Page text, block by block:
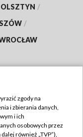
OLSZTYN /
/
zgody na
i zbierania danych,
i ich
osobowych przez
również „TVP”),